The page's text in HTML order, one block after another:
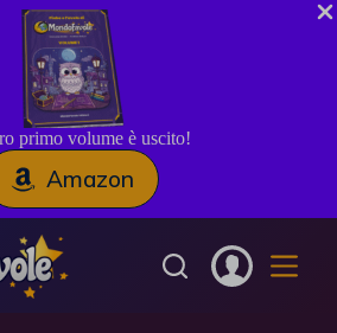
primo volume è uscito!
Amazon